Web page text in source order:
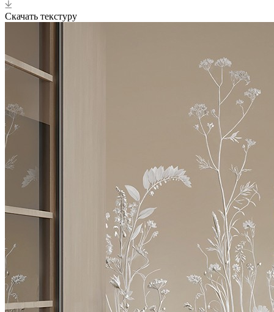
Скачать текстуру